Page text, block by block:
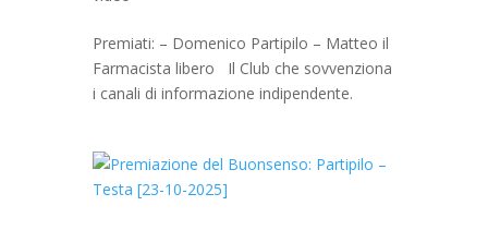
Premiati: – Domenico Partipilo – Matteo il
Farmacista libero Il Club che sovvenziona
i canali di informazione indipendente.